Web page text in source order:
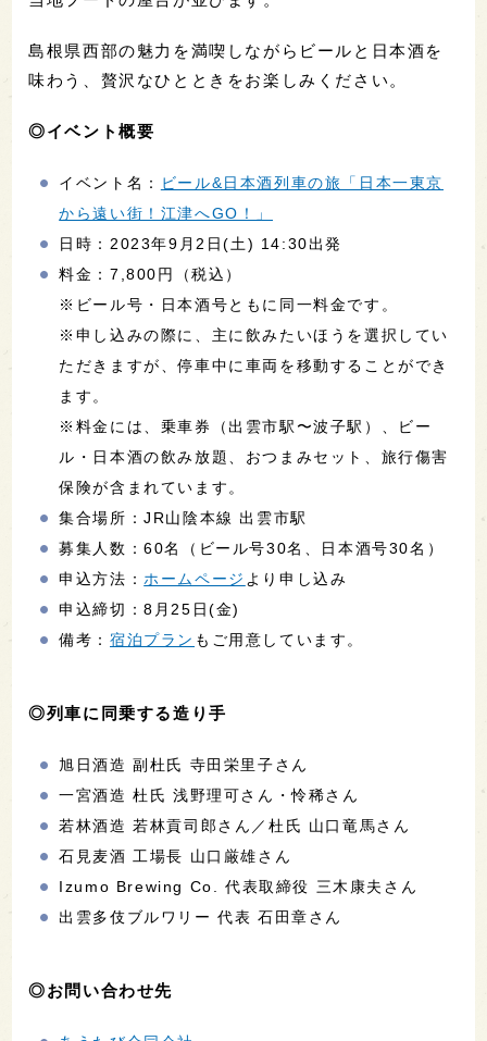
島根県⻄部の魅力を満喫しながらビールと日本酒を
味わう、贅沢なひとときをお楽しみください。
◎イベント概要
イベント名：
ビール&日本酒列車の旅「日本一東京
から遠い街！江津へGO！」
日時：2023年9月2日(土) 14:30出発
料金：7,800円（税込）
※ビール号・日本酒号ともに同一料金です。
※申し込みの際に、主に飲みたいほうを選択してい
ただきますが、停車中に車両を移動することができ
ます。
※料金には、乗車券（出雲市駅〜波子駅）、ビー
ル・日本酒の飲み放題、おつまみセット、旅行傷害
保険が含まれています。
集合場所：JR山陰本線 出雲市駅
募集人数：60名（ビール号30名、日本酒号30名）
申込方法：ホームページ より申し込み
申込締切：8月25日(金)
備考：宿泊プラン もご用意しています。
◎列車に同乗する造り手
旭日酒造 副杜氏 寺田栄里子さん
一宮酒造 杜氏 浅野理可さん・怜稀さん
若林酒造 若林貢司郎さん／杜氏 山口竜馬さん
石見麦酒 工場長 山口厳雄さん
Izumo Brewing Co. 代表取締役 三木康夫さん
出雲多伎ブルワリー 代表 石田章さん
◎お問い合わせ先